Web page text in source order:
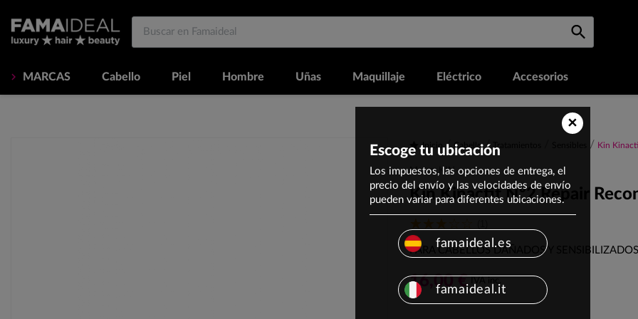
MARCAS Cabello Piel Hombre Uñas Maquillaje Eléctrico Accesorios
Inicio Cabello Kin
Marca: KIN
Kin Kinactif Nº2 Repair
PARA CABELLOS DAÑADOS Y
16,00 €
×
Escoge tu ubicación
Los impuestos, las opciones de entrega, el
precio del envío y las velocidades de envío
pueden variar para diferentes ubicaciones.
famaideal.es
famaideal.it